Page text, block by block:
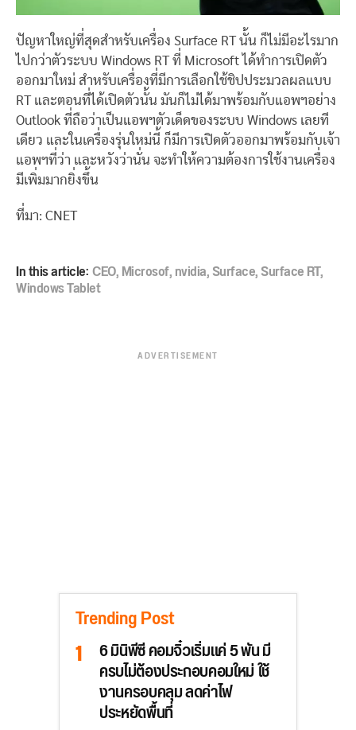
ปัญหาใหญ่ที่สุดสำหรับเครื่อง Surface RT นั้น ก็ไม่มีอะไรมาก
ไปกว่าตัวระบบ Windows RT ที่ Microsoft ได้ทำการเปิดตัว
ออกมาใหม่ สำหรับเครื่องที่มีการเลือกใช้ชิปประมวลผลแบบ
RT และตอนที่ได้เปิดตัวนั้น มันก็ไม่ได้มาพร้อมกับแอพฯอย่าง
Outlook ที่ถือว่าเป็นแอพฯตัวเด็ดของระบบ Windows เลยที
เดียว และในเครื่องรุ่นใหม่นี้ ก็มีการเปิดตัวออกมาพร้อมกับเจ้า
แอพฯที่ว่า และหวังว่านั่น จะทำให้ความต้องการใช้งานเครื่อง
มีเพิ่มมากยิ่งขึ้น
ที่มา: CNET
In this article:CEO,Microsof,nvidia,Surface,Surface RT,
Windows Tablet
ADVERTISEMENT
Trending Post
6 มินิพีซี คอมจิ๋วเริ่มแค่ 5 พัน มี
ครบไม่ต้องประกอบคอมใหม่ ใช้
งานครอบคลุม ลดค่าไฟ
ประหยัดพื้นที่